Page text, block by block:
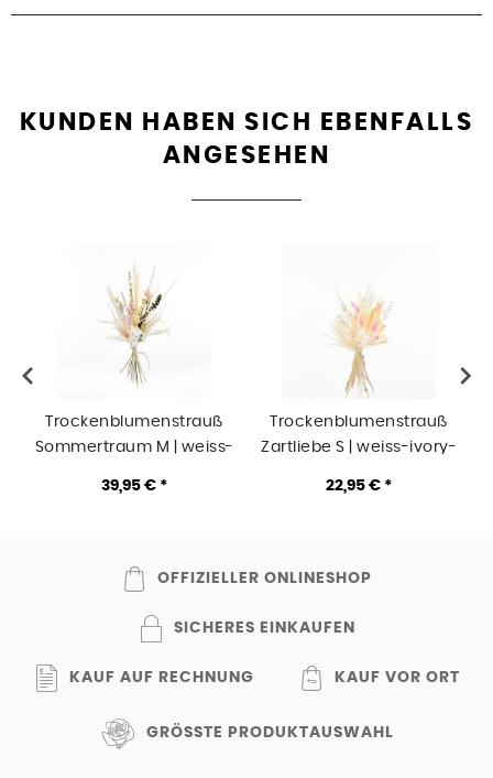
KUNDEN HABEN SICH EBENFALLS
ANGESEHEN
Trockenblumenstrauß
Sommertraum M | weiss-
39,95 € *
Trockenblumenstrauß
Zartliebe S | weiss-ivory-
22,95 € *
OFFIZIELLER ONLINESHOP
SICHERES EINKAUFEN
KAUF AUF RECHNUNG KAUF VOR ORT
GRÖSSTE PRODUKTAUSWAHL